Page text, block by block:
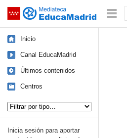
Saltar navegación
Inicio
Canal EducaMadrid
Últimos contenidos
Centros
Inicia sesión para aportar